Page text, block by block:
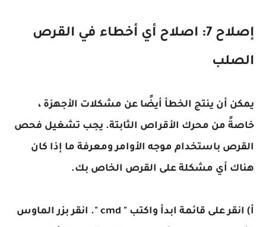
إصلاح 7: اصلاح أي أخطاء في القرص
الصلب
يمكن أن ينتج الخطأ أيضًا عن مشكلات الأجهزة ،
خاصةً من محرك الأقراص الثابتة. يجب تشغيل فحص
القرص باستخدام موجه الأوامر ومعرفة ما إذا كان
هناك أي مشكلة على القرص الخاص بك.
أ) انقر على قائمة ابدأ واكتب " cmd ". انقر بزر الماوس